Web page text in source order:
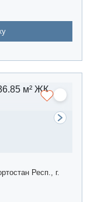
Респ., г.